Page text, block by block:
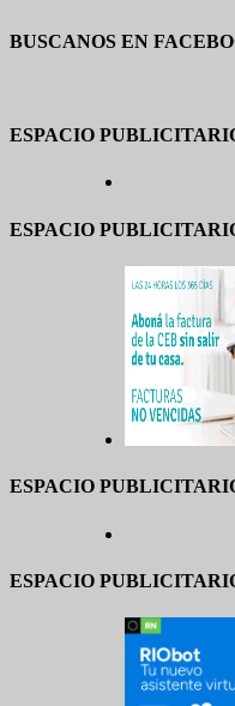
BUSCANOS EN
ESPACIO
ESPACIO
ESPACIO
ESPACIO